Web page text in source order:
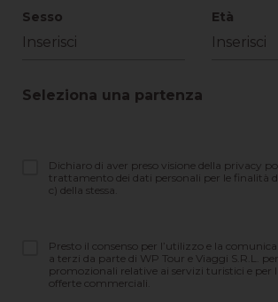
Sesso Età
Seleziona una partenza
Dichiaro di aver preso visione della privacy
trattamento dei dati personali per le finalità
c) della stessa.
Presto il consenso per l’utilizzo e la
a terzi da parte di WP Tour e Viaggi S.R.L.
promozionali relative ai servizi turistici e per
offerte commerciali.